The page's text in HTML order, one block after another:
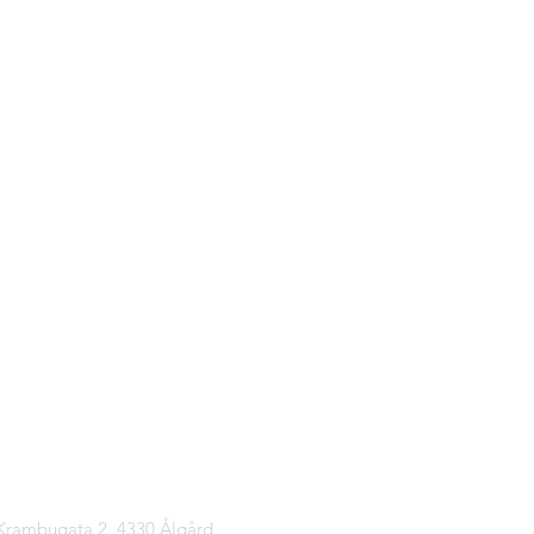
2, 4330 Ålgård